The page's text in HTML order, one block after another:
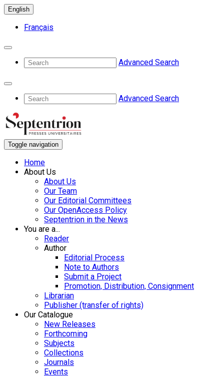
English
Français
Advanced Search
Advanced Search
Toggle navigation
Home
About Us
About Us
Our Team
Our Editorial Committees
Our OpenAccess Policy
Septentrion in the News
You are a...
Reader
Author
Editorial Process
Note to Authors
Submit a Project
Promotion, Distribution, Consignment
Librarian
Publisher (transfer of rights)
Our Catalogue
New Releases
Forthcoming
Subjects
Collections
Journals
Events